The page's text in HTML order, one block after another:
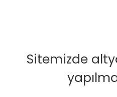
Sitemizde